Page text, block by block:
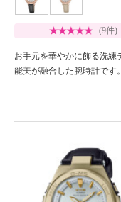
(9件)
お手元を華やかに飾る洗
能美が融合した腕時計です。